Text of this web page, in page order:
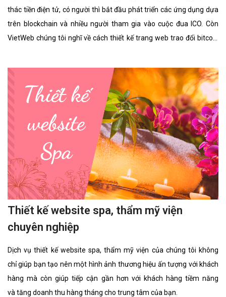
thác tiền điện tử, có người thì bắt đầu phát triển các ứng dụng dựa
trên blockchain và nhiều người tham gia vào cuộc đua ICO. Còn
VietWeb chúng tôi nghĩ về cách thiết kế trang web trao đổi bitcoin
Thiết kế website spa, thẩm mỹ viện
chuyên nghiệp
Dịch vụ thiết kế website spa, thẩm mỹ viện của chúng tôi không
chỉ giúp bạn tạo nên một hình ảnh thương hiệu ấn tượng với khách
hàng mà còn giúp tiếp cận gần hơn với khách hàng tiềm năng
và tăng doanh thu hàng tháng cho trung tâm của bạn.